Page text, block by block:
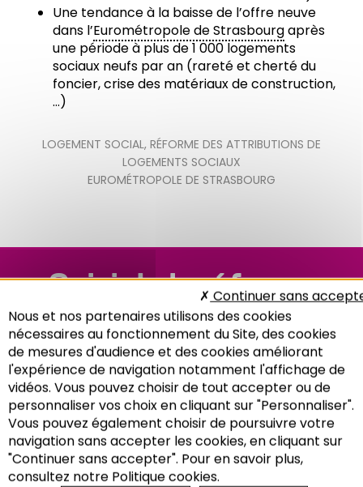
Recherche
Une tendance à la baisse de l’offre neuve
dans l’Eurométropole de Strasbourgaprès
une période à plus de 1 000 logements
sociaux neufs par an (rareté et cherté du
foncier, crise des matériaux de construction,
…)
LOGEMENT SOCIAL, RÉFORME DES ATTRIBUTIONS DE
LOGEMENTS SOCIAUX
EUROMÉTROPOLE DE STRASBOURG
Suivi de la réforme
des attributions des
logements sociaux
dans l’Eurométropole
de Strasbourg
Nous et nos partenaires utilisons des cookies
nécessaires au fonctionnement du Site, des cookies
de mesures d'audience et des cookies améliorant
l'expérience de navigation notamment l'affichage de
vidéos. Vous pouvez choisir de tout accepter ou de
personnaliser vos choix en cliquant sur "Personnaliser".
Vous pouvez également choisir de poursuivre votre
navigation sans accepter les cookies, en cliquant sur
"Continuer sans accepter". Pour en savoir plus,
consultez notre Politique cookies.
Continuer sans